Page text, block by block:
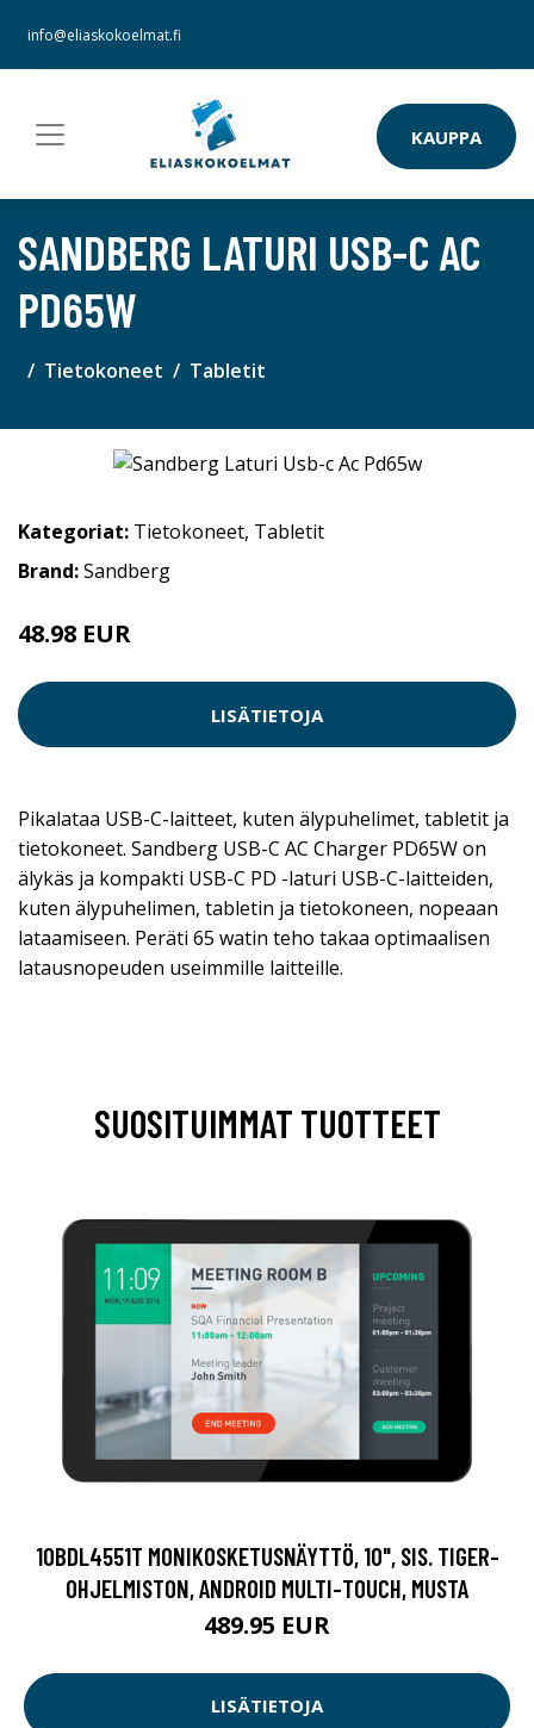
info@eliaskokoelmat.fi
KAUPPA
SANDBERG LATURI USB-C AC
PD65W
Tietokoneet Tabletit
Kategoriat: Tietokoneet, Tabletit
Brand:Sandberg
48.98 EUR
LISÄTIETOJA
Pikalataa USB-C-laitteet, kuten älypuhelimet, tabletit ja
tietokoneet. Sandberg USB-C AC Charger PD65W on
älykäs ja kompakti USB-C PD -laturi USB-C-laitteiden,
kuten älypuhelimen, tabletin ja tietokoneen, nopeaan
lataamiseen. Peräti 65 watin teho takaa optimaalisen
latausnopeuden useimmille laitteille.
SUOSITUIMMAT TUOTTEET
10BDL4551T MONIKOSKETUSNÄYTTÖ, 10", SIS. TIGER-
OHJELMISTON, ANDROID MULTI-TOUCH, MUSTA
489.95 EUR
LISÄTIETOJA